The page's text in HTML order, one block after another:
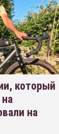
который
на